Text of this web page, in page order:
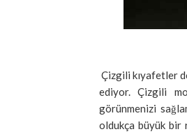
Çizgili kıyafetler
ediyor. Çizgili
görünmenizi
oldukça büyük bir